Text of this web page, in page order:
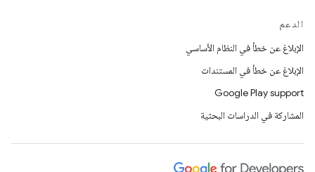
الدعم
الإبلاغ عن خطأ في النظام الأساسي
الإبلاغ عن خطأ في المستندات
Google Play support
المشاركة في الدراسات البحثية